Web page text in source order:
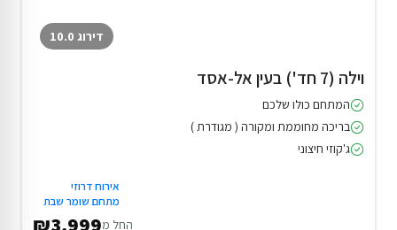
דירוג 10.0
וילה (7 חד') בעין אל-אסד
המתחם כולו שלכם
בריכה מחוממת ומקורה ( מגודרת )
ג'קוזי חיצוני
אירוח דרוזי
מתחם שומר שבת
החל מ₪3,999